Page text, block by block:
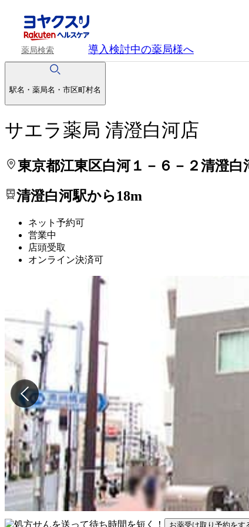
薬局検索 導入検討中の薬局様へ
駅名・薬局名・市区町村名
サエラ薬局 清澄白河店
東京都江東区白河１－６－２清澄
清澄白河駅から18m
ネット予約可
営業中
店頭受取
オンライン決済可
処方せんを送って待ち時間を短く！
お薬受け取り予約をす
処方せんを送って待ち時間を短く！